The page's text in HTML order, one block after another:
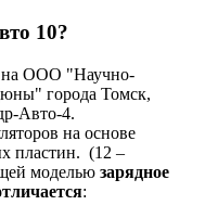
10?
на ООО "Научно-
города Томск,
Авто-4.
на основе
пластин. (12 –
моделью зарядное
: